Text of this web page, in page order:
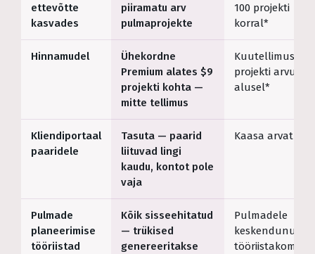
ettevõtte
kasvades
piiramatu arv
pulmaprojekte
100 projekti
korral*
Hinnamudel
Ühekordne
Premium alates $9
projekti kohta —
mitte tellimus
Kuutellimus
projekti arvu
alusel*
Kliendiportaal
paaridele
Tasuta — paarid
liituvad lingi
kaudu, kontot pole
vaja
Kaasa arvatud*
Pulmade
planeerimise
tööriistad
Kõik sisseehitatud
— trükised
genereeritakse
Pulmadele
keskendunud